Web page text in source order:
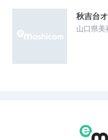
秋吉台
山口県美